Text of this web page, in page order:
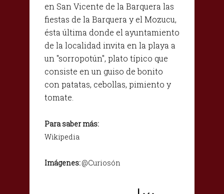
en San Vicente de la Barquera las
fiestas de la Barquera y el Mozucu,
ésta última donde el ayuntamiento
de la localidad invita en la playa a
un "sorropotún", plato típico que
consiste en un guiso de bonito
con patatas, cebollas, pimiento y
tomate.
Para saber más:
Wikipedia
Imágenes:@Curiosón